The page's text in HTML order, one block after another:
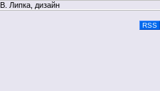
В. Липка, дизайн
RSS